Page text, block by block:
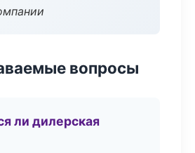
вопросы
ли дилерская